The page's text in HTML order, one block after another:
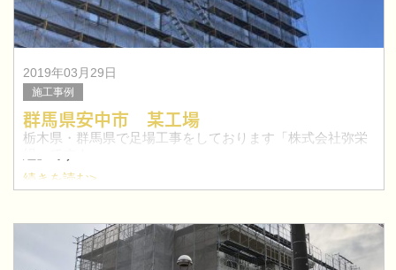
2019年03月29日
施工事例
群馬県安中市 某工場
栃木県・群馬県で足場工事をしております「株式会社弥栄
今回は、群馬県安中市にて工場の足場工事を行いました。
はこちらへ≫
続きを読む>